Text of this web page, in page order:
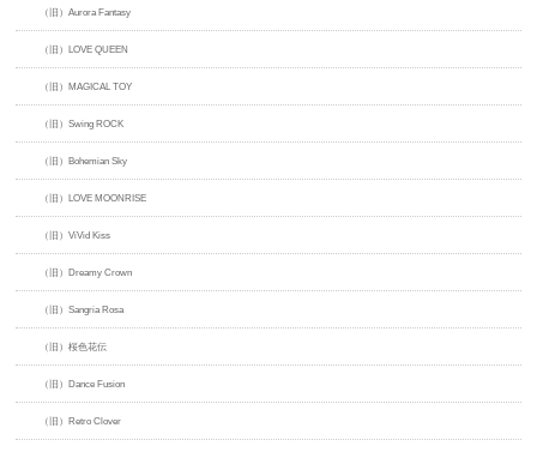
（旧）Aurora Fantasy
（旧）LOVE QUEEN
（旧）MAGICAL TOY
（旧）Swing ROCK
（旧）Bohemian Sky
（旧）LOVE MOONRISE
（旧）ViVid Kiss
（旧）Dreamy Crown
（旧）Sangria Rosa
（旧）桜色花伝
（旧）Dance Fusion
（旧）Retro Clover